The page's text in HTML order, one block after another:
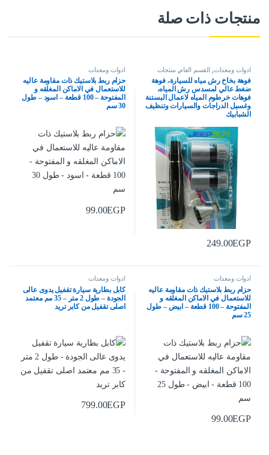
منتجات ذات صلة
ادوات ومعدات القسم العام منتجات
العناية بالسيارة
فوهة بخاخ رش مياه للسيارة، فوهة
ضغط عالي لمسدس رش المياه،
فوهات خرطوم المياه لاعمال البستنة
وغسيل الدراجات والسيارات وتنظيف
الشبابيك
249.00EGP
ادوات ومعدات
حزام ربط بلاستيك ذات مقاومة عاليه
للاستعمال في الاماكن المغلقه و
المفتوحة – 100 قطعة – اسود – طول
30 سم
99.00EGP
ادوات ومعدات
حزام ربط بلاستيك ذات مقاومة عاليه
للاستعمال في الاماكن المغلقه و
المفتوحة – 100 قطعة – ابيض – طول
25 سم
99.00EGP
ادوات ومعدات
كابل بطارية سيارة تقفيل يدوى عالى
الجودة – طول 2 متر – 35 مم معتمد
اصلى تقفيل من كابر تريد
799.00EGP